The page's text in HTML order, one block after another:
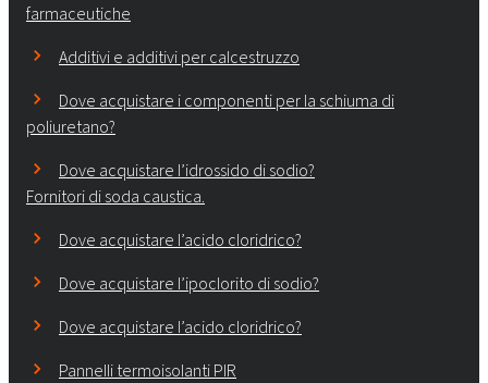
farmaceutiche
Additivi e additivi per calcestruzzo
Dove acquistare i componenti per la schiuma di
poliuretano?
Dove acquistare l’idrossido di sodio?
Fornitori di soda caustica.
Dove acquistare l’acido cloridrico?
Dove acquistare l’ipoclorito di sodio?
Dove acquistare l’acido cloridrico?
Pannelli termoisolanti PIR